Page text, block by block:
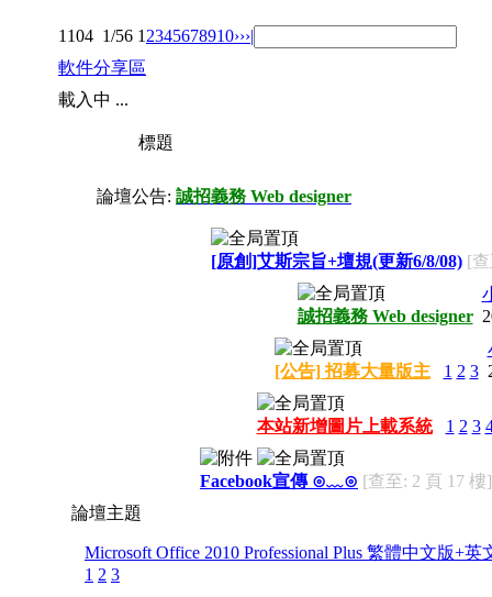
1104 1/56 1 2345678910›››|
軟件分享區
載入中 ...
標題
論壇公告: 誠招義務 Web designer
[原創]艾斯宗旨+壇規(更新6/8/08) [
誠招義務 Web designer
[公告] 招募大量版主 1 2 3
本站新增圖片上載系統 1 2 3
Facebook宣傳 ⊙﹏⊙ [查至: 2 頁 17 樓]
論壇主題
Microsoft Office 2010 Professional Plus 繁體中文版+
1 2 3